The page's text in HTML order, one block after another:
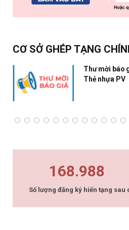
CƠ SỞ GHÉP TẠNG
Thư mời báo
Thẻ nhựa PV
168.988
Số lượng đăng ký hiến tạng sau